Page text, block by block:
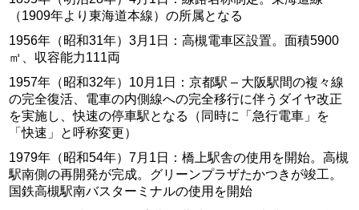
（1909年より東海道本線）の所属となる
1956年（昭和31年）3月1日：高槻電車区設置。面積5900
㎡、収容能力111両
1957年（昭和32年）10月1日：京都駅 – 大阪駅間の複々線
の完全復活、電車の内側線への完全移行に伴うダイヤ改正
を実施し、快速の停車駅となる（同時に「急行電車」を
「快速」と呼称変更）
1979年（昭和54年）7月1日：橋上駅舎の使用を開始。高槻
駅南側の再開発が完成。グリーンプラザたかつきが竣工。
国鉄高槻駅南バスターミナルの使用を開始